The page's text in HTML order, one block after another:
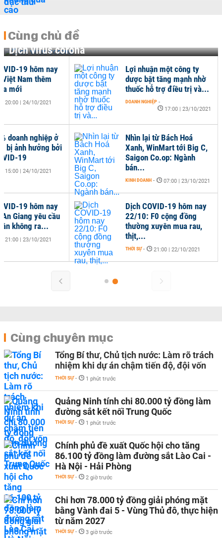
Cùng chủ đề
Dịch virus corona
19 hôm nay
Nam thêm
mới
20:00 | 24/10/2021
doanh nghiệp ở
bị ảnh hưởng bởi
19
15:00 | 24/10/2021
19 hôm nay
Giang yêu cầu
không ra...
21:00 | 23/10/2021
Lợi nhuận một công ty
dược bật tăng mạnh nhờ
thuốc hỗ trợ điều trị và...
DOANH NGHIỆP -
17:00 | 23/10/2021
Nhìn lại từ Bách Hoá
Xanh, WinMart tới Big C,
Saigon Co.op: Ngành
bán...
KINH DOANH - 07:00 | 23/10/2021
Dịch COVID-19 hôm nay
22/10: F0 cộng đồng
thường xuyên mua rau,
thịt,...
THỜI SỰ - 21:00 | 22/10/2021
Cùng chuyên mục
Tổng Bí thư, Chủ tịch nước: Làm rõ trách
nhiệm khi dự án chậm tiến độ, đội vốn
THỜI SỰ - 1 phút trước
Quảng Ninh tính chi 80.000 tỷ đồng làm
đường sắt kết nối Trung Quốc
THỜI SỰ - 1 phút trước
Chính phủ đề xuất Quốc hội cho tăng
86.100 tỷ đồng làm đường sắt Lào Cai -
Hà Nội - Hải Phòng
THỜI SỰ - 2 giờ trước
Chi hơn 78.000 tỷ đồng giải phóng mặt
bằng Vành đai 5 - Vùng Thủ đô, thực hiện
từ năm 2027
THỜI SỰ - 3 giờ trước